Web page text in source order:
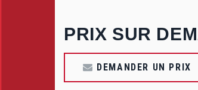
PRIX SUR
DEMANDER UN PRIX